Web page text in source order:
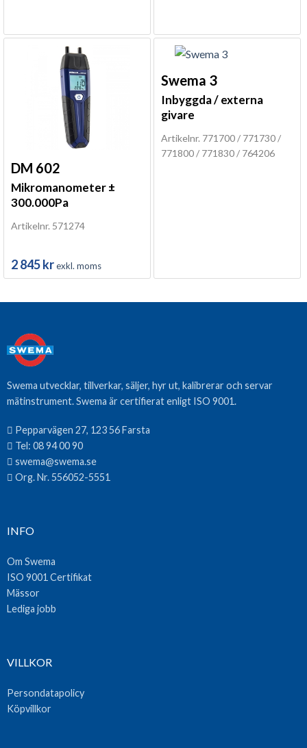
DM 602
Mikromanometer ±
300.000Pa
Artikelnr. 571274
2 845kr exkl. moms
Swema 3
Inbyggda / externa
givare
Artikelnr. 771700 / 771730 /
771800 / 771830 / 764206
Swema utvecklar, tillverkar, säljer, hyr ut, kalibrerar och servar
mätinstrument. Swema är certifierat enligt ISO 9001.
Pepparvägen 27, 123 56 Farsta
Tel: 08 94 00 90
swema@swema.se
Org. Nr. 556052-5551
INFO
Om Swema
ISO 9001 Certifikat
Mässor
Lediga jobb
VILLKOR
Persondatapolicy
Köpvillkor